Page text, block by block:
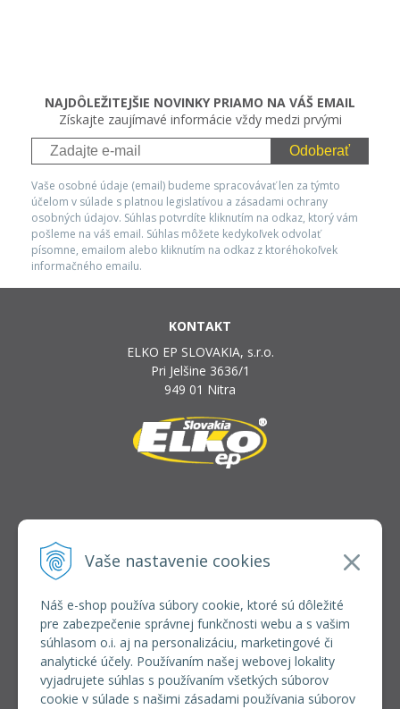
Vaše nastavenie cookies
Náš e-shop používa súbory cookie, ktoré sú dôležité
pre zabezpečenie správnej funkčnosti webu a s vašim
súhlasom o.i. aj na personalizáciu, marketingové či
analytické účely. Používaním našej webovej lokality
vyjadrujete súhlas s používaním všetkých súborov
cookie v súlade s našimi zásadami používania súborov
NAJDÔLEŽITEJŠIE NOVINKY PRIAMO NA VÁŠ EMAIL
Získajte zaujímavé informácie vždy medzi prvými
Odoberať
Vaše osobné údaje (email) budeme spracovávať len za týmto
účelom v súlade s platnou legislatívou a zásadami ochrany
osobných údajov. Súhlas potvrdíte kliknutím na odkaz, ktorý vám
pošleme na váš email. Súhlas môžete kedykoľvek odvolať
písomne, emailom alebo kliknutím na odkaz z ktoréhokoľvek
informačného emailu.
KONTAKT
ELKO EP SLOVAKIA, s.r.o.
Pri Jelšine 3636/1
949 01 Nitra
INFOLINKA
+421 37 6586 731
VŠETKO O NÁKUPE
REGISTRÁCIA VEĽKOOBCHOD
Formulár na odsúpenie od zmluvy
Doprava a platba